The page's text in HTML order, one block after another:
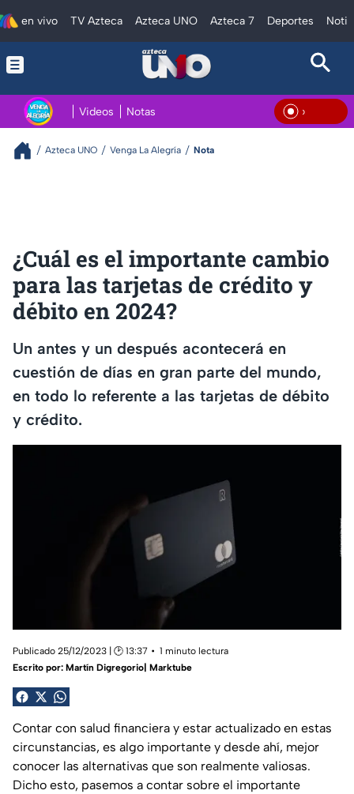
en vivo TV Azteca Azteca UNO Azteca 7 Deportes
Videos Notas En
Azteca UNO Venga La Alegría Nota
¿Cuál es el importante cambio
para las tarjetas de crédito y
débito en 2024?
Un antes y un después acontecerá en
cuestión de días en gran parte del mundo,
en todo lo referente a las tarjetas de débito
y crédito.
Publicado 25/12/2023 | 🕑 13:37
1 minuto lectura
Escrito por: Martín Digregorio| Marktube
Contar con salud financiera y estar actualizado en estas
circunstancias, es algo importante y desde ahí, mejor
conocer las alternativas que son realmente valiosas.
Dicho esto, pasemos a contar sobre el importante